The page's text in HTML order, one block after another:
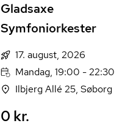
Gladsaxe
Symfoniorkester
17. august, 2026
Mandag, 19:00 - 22:30
Ilbjerg Allé 25, Søborg
0 kr.